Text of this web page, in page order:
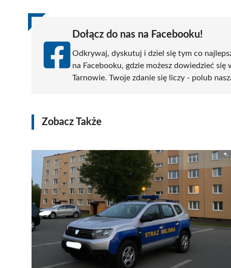
Dołącz do nas na Facebooku!
Odkrywaj, dyskutuj i dziel się tym co
na Facebooku, gdzie możesz dowiedzieć
Tarnowie. Twoje zdanie się liczy - polub
Zobacz Także